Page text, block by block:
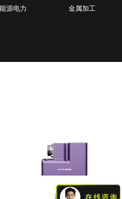
能源电力 金属加工